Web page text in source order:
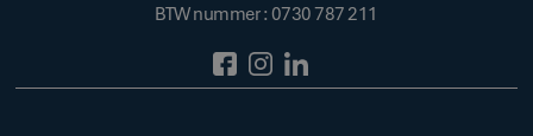
BTW nummer : 0730 787 211